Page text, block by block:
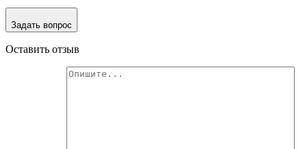
Задать вопрос
Оставить отзыв